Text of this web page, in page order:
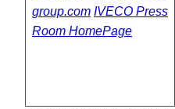
group.com IVECO Press
Room HomePage